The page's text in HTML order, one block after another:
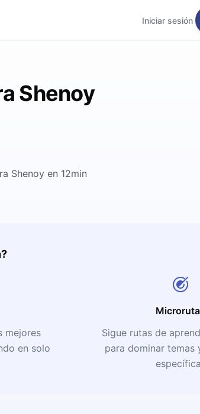
Iniciar sesión
Shenoy
Shenoy en 12min
mejores
en solo
Sigue rutas de
para dominar temas